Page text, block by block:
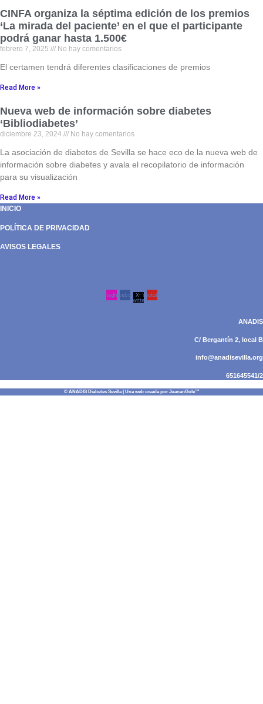
CINFA organiza la séptima edición de los premios
‘La mirada del paciente’ en el que el participante
podrá ganar hasta 1.500€
febrero 7, 2025 No hay comentarios
El certamen tendrá diferentes clasificaciones de premios
Read More »
Nueva web de información sobre diabetes
‘Bibliodiabetes’
diciembre 23, 2024 No hay comentarios
La asociación de diabetes de Sevilla se hace eco de la nueva web de
información sobre diabetes y avala el recopilatorio de información
para su visualización
Read More »
INICIO
POLÍTICA DE PRIVACIDAD
AVISOS LEGALES
InstagramFacebookX-
twitter
Youtube
ANADIS
C/ Bergantín 2, local B
info@anadisevilla.org
651645541/2
© ANADIS Diabetes Sevilla | Una web creada por JuananGole™